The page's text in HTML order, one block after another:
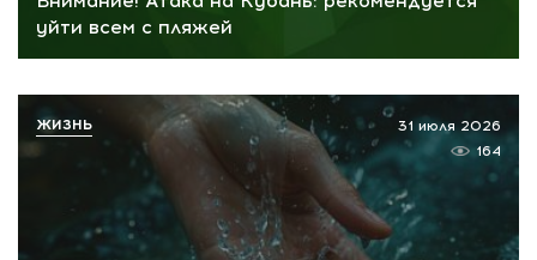
уйти всем с пляжей
31 июля 2026
164
ЖИЗНЬ